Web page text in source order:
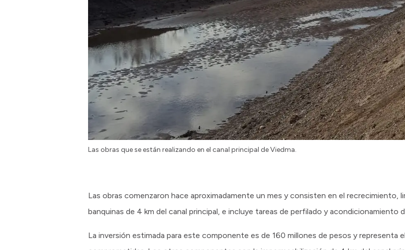
Las obras que se están realizando en el canal principal de Viedma.
Las obras comenzaron hace aproximadamente un mes y consisten en el recrecimiento,
banquinas de 4 km del canal principal, e incluye tareas de perfilado y acondicionamiento
La inversión estimada para este componente es de 160 millones de pesos y representa